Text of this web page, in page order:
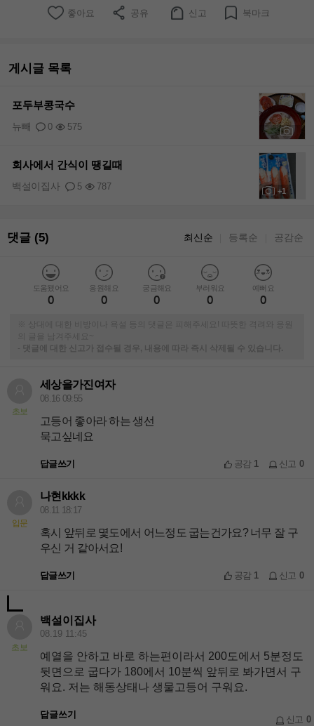
좋아요 공유 신고 북마크
게시글 목록
포두부콩국수
0 575
뉴빼
+1
회사에서 간식이 땡길때
5 787
백설이집사
댓글 (5) 최신순 등록순 공감순
도움됐어요
0
응원해요
0
궁금해요
0
부러워요
0
예뻐요
0
※ 상대에 대한 비방이나 욕설 등의 댓글은 피해주세요! 따뜻한 격려와 응원
-
댓글에 대한 신고가 접수될 경우, 내용에 따라 즉시 삭제될 수 있습니다.
초보
세상을가진여자
08.16 09:55
고등어 좋아라 하는 생선
묵고싶네요
답글쓰기 공감 1 신고 0
입문
나현kkkk
08.11 18:17
혹시 앞뒤로 몇도에서 어느정도 굽는건가요? 너무 잘 구
우신 거 같아서요!
답글쓰기 공감 1 신고 0
초보
백설이집사
08.19 11:45
예열을 안하고 바로 하는편이라서 200도에서 5분정도
뒷면으로 굽다가 180에서 10분씩 앞뒤로 봐가면서 구
워요. 저는 해동상태나 생물고등어 구워요.
답글쓰기 신고 0